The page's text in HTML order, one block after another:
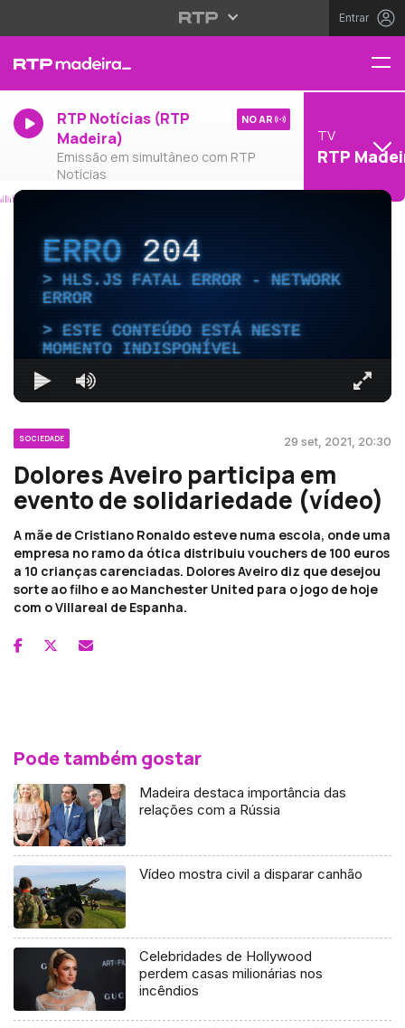
Entrar
RTP Notícias (RTP
Madeira)
Emissão em simultâneo com RTP
Notícias
NO AR
TV
RTP
ERRO204
HLS.JS FATAL ERROR - NETWORK
ERROR
ESTE CONTEÚDO ESTÁ NESTE
MOMENTO INDISPONÍVEL
SOCIEDADE 29 set, 2021, 20:30
Dolores Aveiro participa em
evento de solidariedade (vídeo)
A mãe de Cristiano Ronaldo esteve numa escola, onde uma
empresa no ramo da ótica distribuiu vouchers de 100 euros
a 10 crianças carenciadas. Dolores Aveiro diz que desejou
sorte ao filho e ao Manchester United para o jogo de hoje
com o Villareal de Espanha.
Pode também gostar
Madeira destaca importância das
relações com a Rússia
Vídeo mostra civil a disparar canhão
Celebridades de Hollywood
perdem casas milionárias nos
incêndios